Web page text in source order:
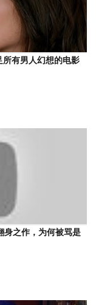
所有男人幻想的电影
身之作，为何被骂是